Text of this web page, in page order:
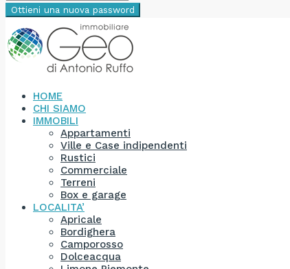
Ottieni una nuova password
HOME
CHI SIAMO
IMMOBILI
Appartamenti
Ville e Case indipendenti
Rustici
Commerciale
Terreni
Box e garage
LOCALITA’
Apricale
Bordighera
Camporosso
Dolceacqua